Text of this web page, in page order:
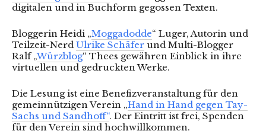
digitalen und in Buchform gegossen Texten.
Bloggerin Heidi „Moggadodde“ Luger, Autorin und
Teilzeit-Nerd Ulrike Schäfer und Multi-Blogger
Ralf „Würzblog“ Thees gewähren Einblick in ihre
virtuellen und gedruckten Werke.
Die Lesung ist eine Benefizveranstaltung für den
gemeinnützigen Verein „Hand in Hand gegen Tay-
Sachs und Sandhoff“. Der Eintritt ist frei, Spenden
für den Verein sind hochwillkommen.